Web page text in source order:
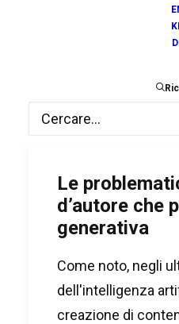
Le
d’autore che
generativa
Come noto, negli
dell'intelligenza
creazione di